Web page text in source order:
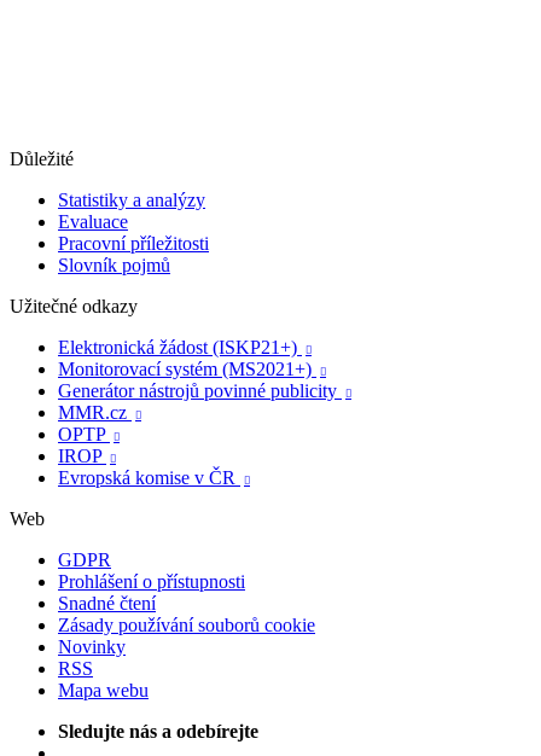
Důležité
Statistiky a analýzy
Evaluace
Pracovní příležitosti
Slovník pojmů
Užitečné odkazy
Elektronická žádost (ISKP21+)

Monitorovací systém (MS2021+) 
Generátor nástrojů povinné publicity 
MMR.cz 
OPTP 
IROP 
Evropská komise v ČR 
Web
GDPR
Prohlášení o přístupnosti
Snadné čtení
Zásady používání souborů cookie
Novinky
RSS
Mapa webu
Sledujte nás a odebírejte